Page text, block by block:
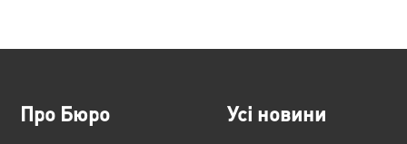
Про Бюро Усі новини